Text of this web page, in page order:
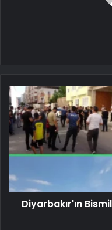
Diyarbakır'ın